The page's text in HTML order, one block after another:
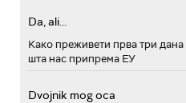
Da, ali...
Како преживети прва три
шта нас припрема ЕУ
Dvojnik mog oca